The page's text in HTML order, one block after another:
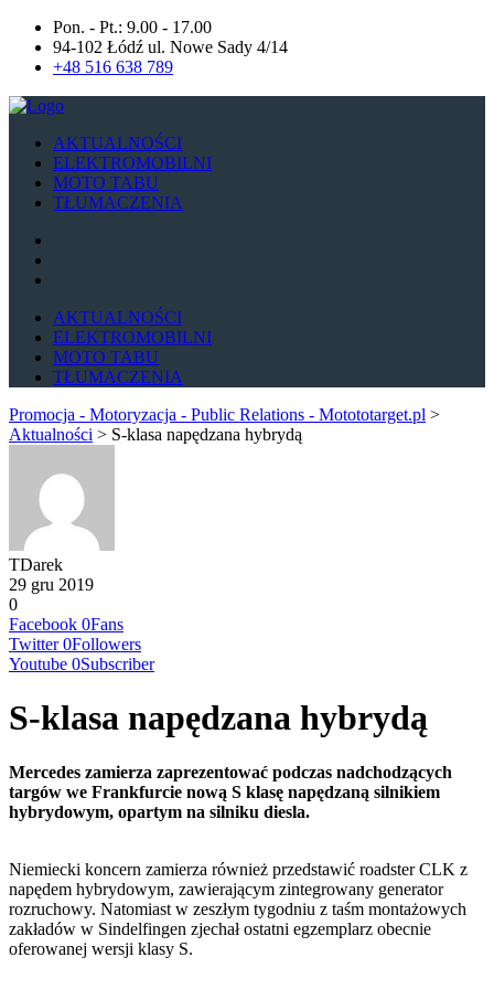
Pon. - Pt.: 9.00 - 17.00
94-102 Łódź ul. Nowe Sady 4/14
+48 516 638 789
AKTUALNOŚCI
ELEKTROMOBILNI
MOTO TABU
TŁUMACZENIA
AKTUALNOŚCI
ELEKTROMOBILNI
MOTO TABU
TŁUMACZENIA
Promocja - Motoryzacja - Public Relations - Motototarget.pl >
Aktualności > S-klasa napędzana hybrydą
TDarek
29 gru 2019
0
Facebook 0Fans
Twitter 0Followers
Youtube 0Subscriber
S-klasa napędzana hybrydą
Mercedes zamierza zaprezentować podczas nadchodzących
targów we Frankfurcie nową S klasę napędzaną silnikiem
hybrydowym, opartym na silniku diesla.
Niemiecki koncern zamierza również przedstawić roadster CLK z
napędem hybrydowym, zawierającym zintegrowany generator
rozruchowy. Natomiast w zeszłym tygodniu z taśm montażowych
zakładów w Sindelfingen zjechał ostatni egzemplarz obecnie
oferowanej wersji klasy S.